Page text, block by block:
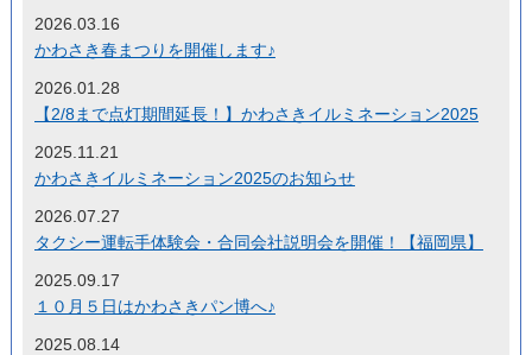
2026.03.16
かわさき春まつりを開催します♪
2026.01.28
【2/8まで点灯期間延長！】かわさきイルミネーション2025
2025.11.21
かわさきイルミネーション2025のお知らせ
2026.07.27
タクシー運転手体験会・合同会社説明会を開催！【福岡県】
2025.09.17
１０月５日はかわさきパン博へ♪
2025.08.14